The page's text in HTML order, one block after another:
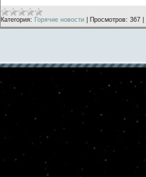
Категория: Горячие новости Просмотров: 367